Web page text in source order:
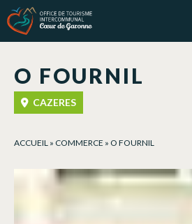
O FOURNIL
CAZERES
ACCUEIL » COMMERCE » O FOURNIL
Panneau de gestion des cookies